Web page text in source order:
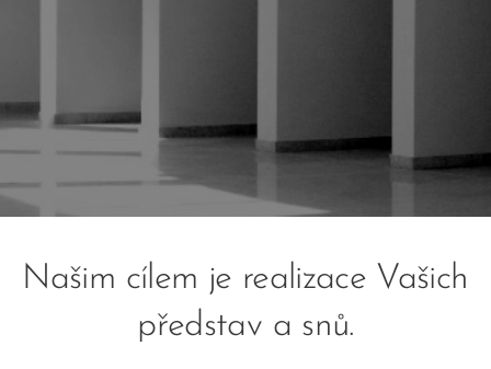
Našim cílem je realizace Vašich
představ a snů.